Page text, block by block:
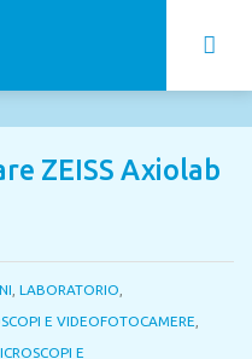
ZEISS Axiolab
LABORATORIO
E VIDEOFOTOCAMERE
E